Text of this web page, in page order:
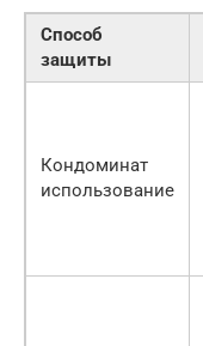
Способ
защиты
Кондоминат
использование